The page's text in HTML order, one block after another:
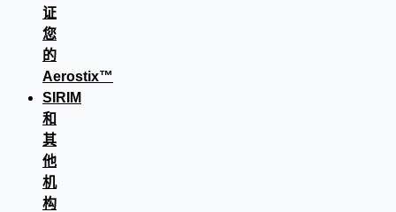
证
您
的
Aerostix™
SIRIM
和
其
他
机
构